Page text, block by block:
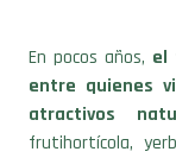
En pocos años, el
entre quienes
atractivos
frutihortícola,